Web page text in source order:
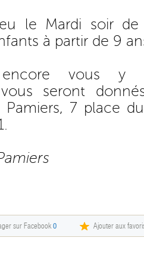
le Mardi soir
à partir de 9
vous y
vous seront
7 place
sur Facebook0 Ajouter aux